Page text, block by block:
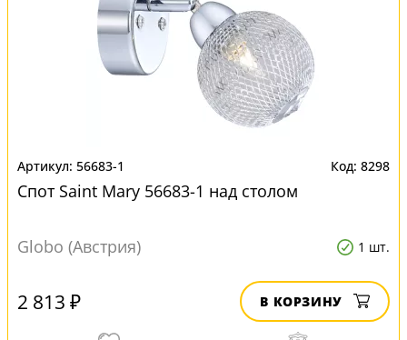
56683-1 8298
Спот Saint Mary 56683-1 над столом
Globo (Австрия) 1 шт.
2 813 ₽ В КОРЗИНУ